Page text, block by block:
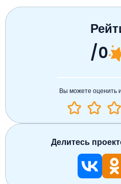
/0
Вы можете оценить
Делитесь